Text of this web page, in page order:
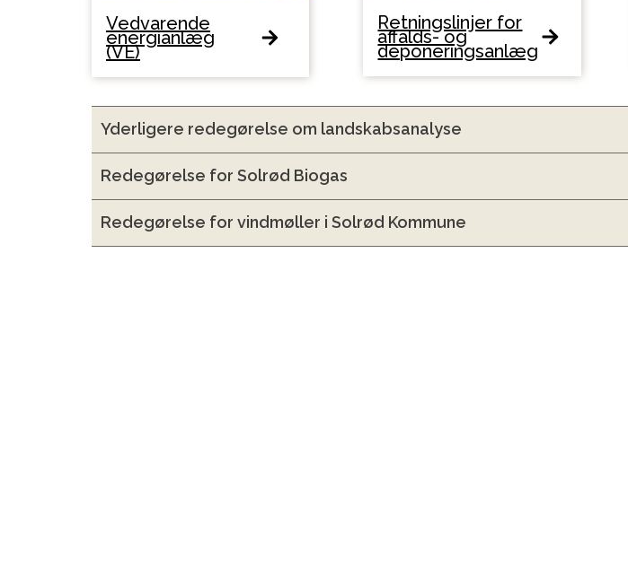
Vedvarende
energianlæg
(VE)
Retningslinjer for
affalds- og
deponeringsanlæg
Yderligere redegørelse om landskabsanalyse
Redegørelse for Solrød Biogas
Redegørelse for vindmøller i Solrød Kommune